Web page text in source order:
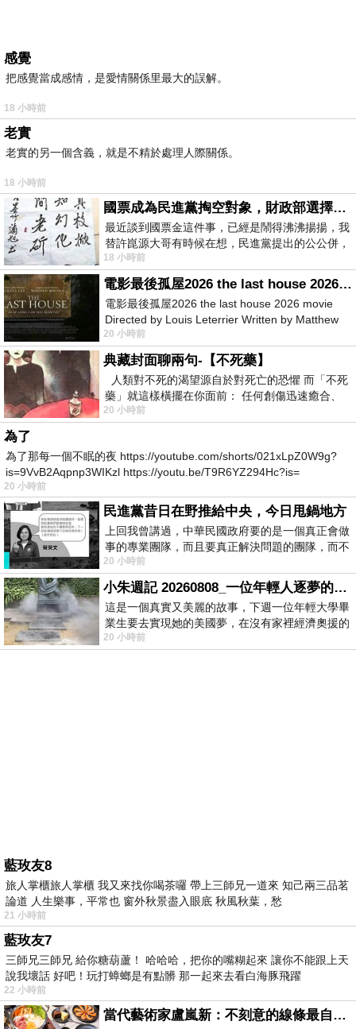
感覺
把感覺當成感情，是愛情關係里最大的誤解。
18 小時前
老實
老實的另一個含義，就是不精於處理人際關係。
18 小時前
國票成為民進黨掏空對象，財政部選擇性失憶
最近談到國票金這件事，已經是鬧得沸沸揚揚，我
替許崑源大哥有時候在想，民進黨提出的公公併，
其實就是想要國庫通黨庫，鬧出最大的醜
18 小時前
電影最後孤屋2026 the last house 2026 movie
電影最後孤屋2026 the last house 2026 movie
Directed by Louis Leterrier Written by Matthew
Robinson Starring Greta Lee Wa
20 小時前
典藏封面聊兩句-【不死藥】
人類對不死的渴望源自於對死亡的恐懼 而「不死
藥」就這樣橫擺在你面前： 任何創傷迅速癒合、
停止衰老、痛覺消失…堪
20 小時前
為了
為了那每一個不眠的夜 https://youtube.com/shorts/021xLpZ0W9g?
is=9VvB2Aqpnp3WIKzl https://youtu.be/T9R6YZ294Hc?is=
20 小時前
民進黨昔日在野推給中央，今日甩鍋地方
上回我曾講過，中華民國政府要的是一個真正會做
事的專業團隊，而且要真正解決問題的團隊，而不
是只會到處甩鍋的雙標團隊，最近民進黨
20 小時前
小朱週記 20260808_一位年輕人逐夢的真實故事
這是一個真實又美麗的故事，下週一位年輕大學畢
業生要去實現她的美國夢，在沒有家裡經濟奧援的
情況下，靠著自我努力工作累積出國基
20 小時前
藍玫友8
旅人掌櫃旅人掌櫃 我又來找你喝茶囉 帶上三師兄一道來 知己兩三品茗
論道 人生樂事，平常也 窗外秋景盡入眼底 秋風秋葉，愁
21 小時前
藍玫友7
三師兄三師兄 給你糖葫蘆！ 哈哈哈，把你的嘴糊起來 讓你不能跟上天
說我壞話 好吧！玩打蟑螂是有點髒 那一起來去看白海豚飛躍
22 小時前
當代藝術家盧嵐新：不刻意的線條最自由，讓色彩流動、筆觸自己說話